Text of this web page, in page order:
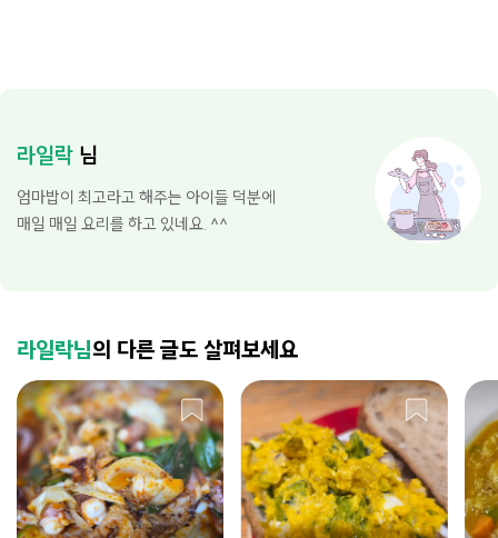
라일락 님
엄마밥이 최고라고 해주는 아이들 덕분에
매일 매일 요리를 하고 있네요. ^^
라일락님의 다른 글도 살펴보세요